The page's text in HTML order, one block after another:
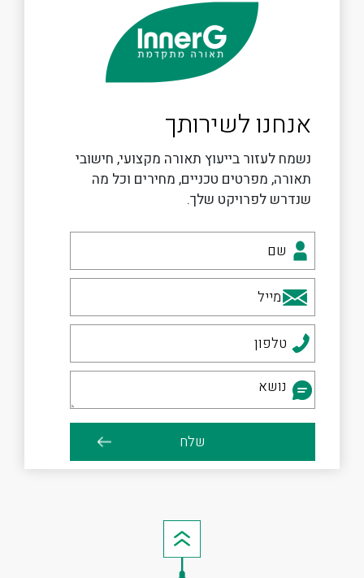
אנחנו לשירותך
נשמח לעזור בייעוץ תאורה מקצועי, חישובי
תאורה, מפרטים טכניים, מחירים וכל מה
שנדרש לפרויקט שלך.